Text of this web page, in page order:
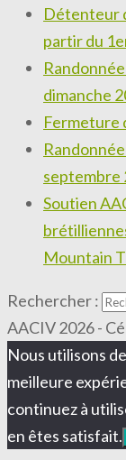
Détenteur
partir du
dimanche
Fermeture
septembre
Soutien
Mountain
Rechercher :
AACIV 2026 -
Nous utilisons
meilleure
continuez à
en êtes satisfait.